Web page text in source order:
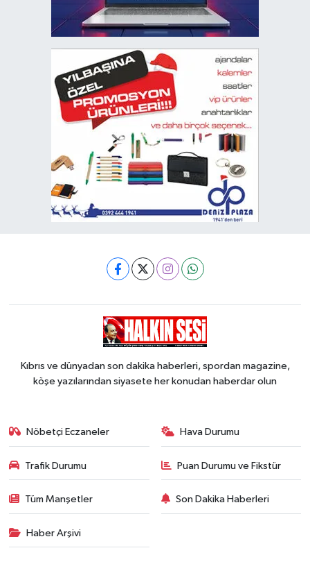
Kıbrıs ve dünyadan son dakika haberleri, spordan magazine,
köşe yazılarından siyasete her konudan haberdar olun
Nöbetçi Eczaneler Hava Durumu
Trafik Durumu Puan Durumu ve Fikstür
Tüm Manşetler Son Dakika Haberleri
Haber Arşivi